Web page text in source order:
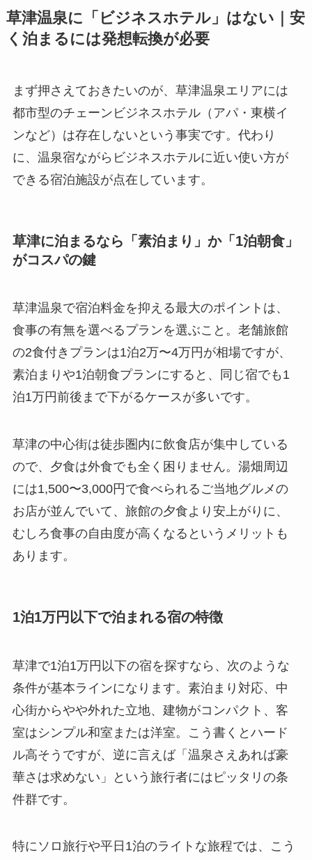
草津温泉に「ビジネスホテル」はない｜安
く泊まるには発想転換が必要
まず押さえておきたいのが、草津温泉エリアには
都市型のチェーンビジネスホテル（アパ・東横イ
ンなど）は存在しないという事実です。代わり
に、温泉宿ながらビジネスホテルに近い使い方が
できる宿泊施設が点在しています。
草津に泊まるなら「素泊まり」か「1泊朝食」
がコスパの鍵
草津温泉で宿泊料金を抑える最大のポイントは、
食事の有無を選べるプランを選ぶこと。老舗旅館
の2食付きプランは1泊2万〜4万円が相場ですが、
素泊まりや1泊朝食プランにすると、同じ宿でも1
泊1万円前後まで下がるケースが多いです。
草津の中心街は徒歩圏内に飲食店が集中している
ので、夕食は外食でも全く困りません。湯畑周辺
には1,500〜3,000円で食べられるご当地グルメの
お店が並んでいて、旅館の夕食より安上がりに、
むしろ食事の自由度が高くなるというメリットも
あります。
1泊1万円以下で泊まれる宿の特徴
草津で1泊1万円以下の宿を探すなら、次のような
条件が基本ラインになります。素泊まり対応、中
心街からやや外れた立地、建物がコンパクト、客
室はシンプル和室または洋室。こう書くとハード
ル高そうですが、逆に言えば「温泉さえあれば豪
華さは求めない」という旅行者にはピッタリの条
件群です。
特にソロ旅行や平日1泊のライトな旅程では、こう